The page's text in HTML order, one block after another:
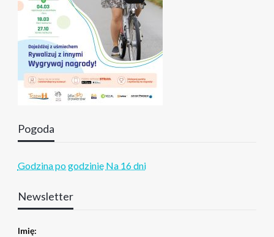
Pogoda
Godzina po godzinie Na 16 dni
Newsletter
Imię: